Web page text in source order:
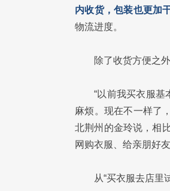
内收货，包装也更加
物流进度。
除了收货方便之
“以前我买衣服
麻烦。现在不一样了
北荆州的金玲说，相
网购衣服、给亲朋好
从“买衣服去店里